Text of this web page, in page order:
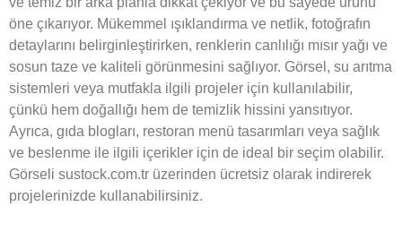
öne çıkarıyor. Mükemmel ışıklandırma ve netlik, fotoğrafın
detaylarını belirginleştirirken, renklerin canlılığı mısır yağı ve
sosun taze ve kaliteli görünmesini sağlıyor. Görsel, su arıtma
sistemleri veya mutfakla ilgili projeler için kullanılabilir,
çünkü hem doğallığı hem de temizlik hissini yansıtıyor.
Ayrıca, gıda blogları, restoran menü tasarımları veya sağlık
ve beslenme ile ilgili içerikler için de ideal bir seçim olabilir.
Görseli sustock.com.tr üzerinden ücretsiz olarak indirerek
projelerinizde kullanabilirsiniz.